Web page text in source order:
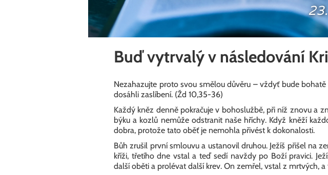
Buď vytrvalý v následování
Nezahazujte proto svou smělou důvěru – vždyť bude
dosáhli zaslíbení. (Žd 10,35-36)
Každý kněz denně pokračuje v bohoslužbě, při níž znovu a
býku a kozlů nemůže odstranit naše hříchy. Když kněží
dobra, protože tato oběť je nemohla přivést k dokonalosti.
Bůh zrušil první smlouvu a ustanovil druhou. Ježíš přišel na
kříži, třetího dne vstal a teď sedí navždy po Boží pravici.
další oběti a prolévat další krev. On zemřel, vstal z mrtvých,